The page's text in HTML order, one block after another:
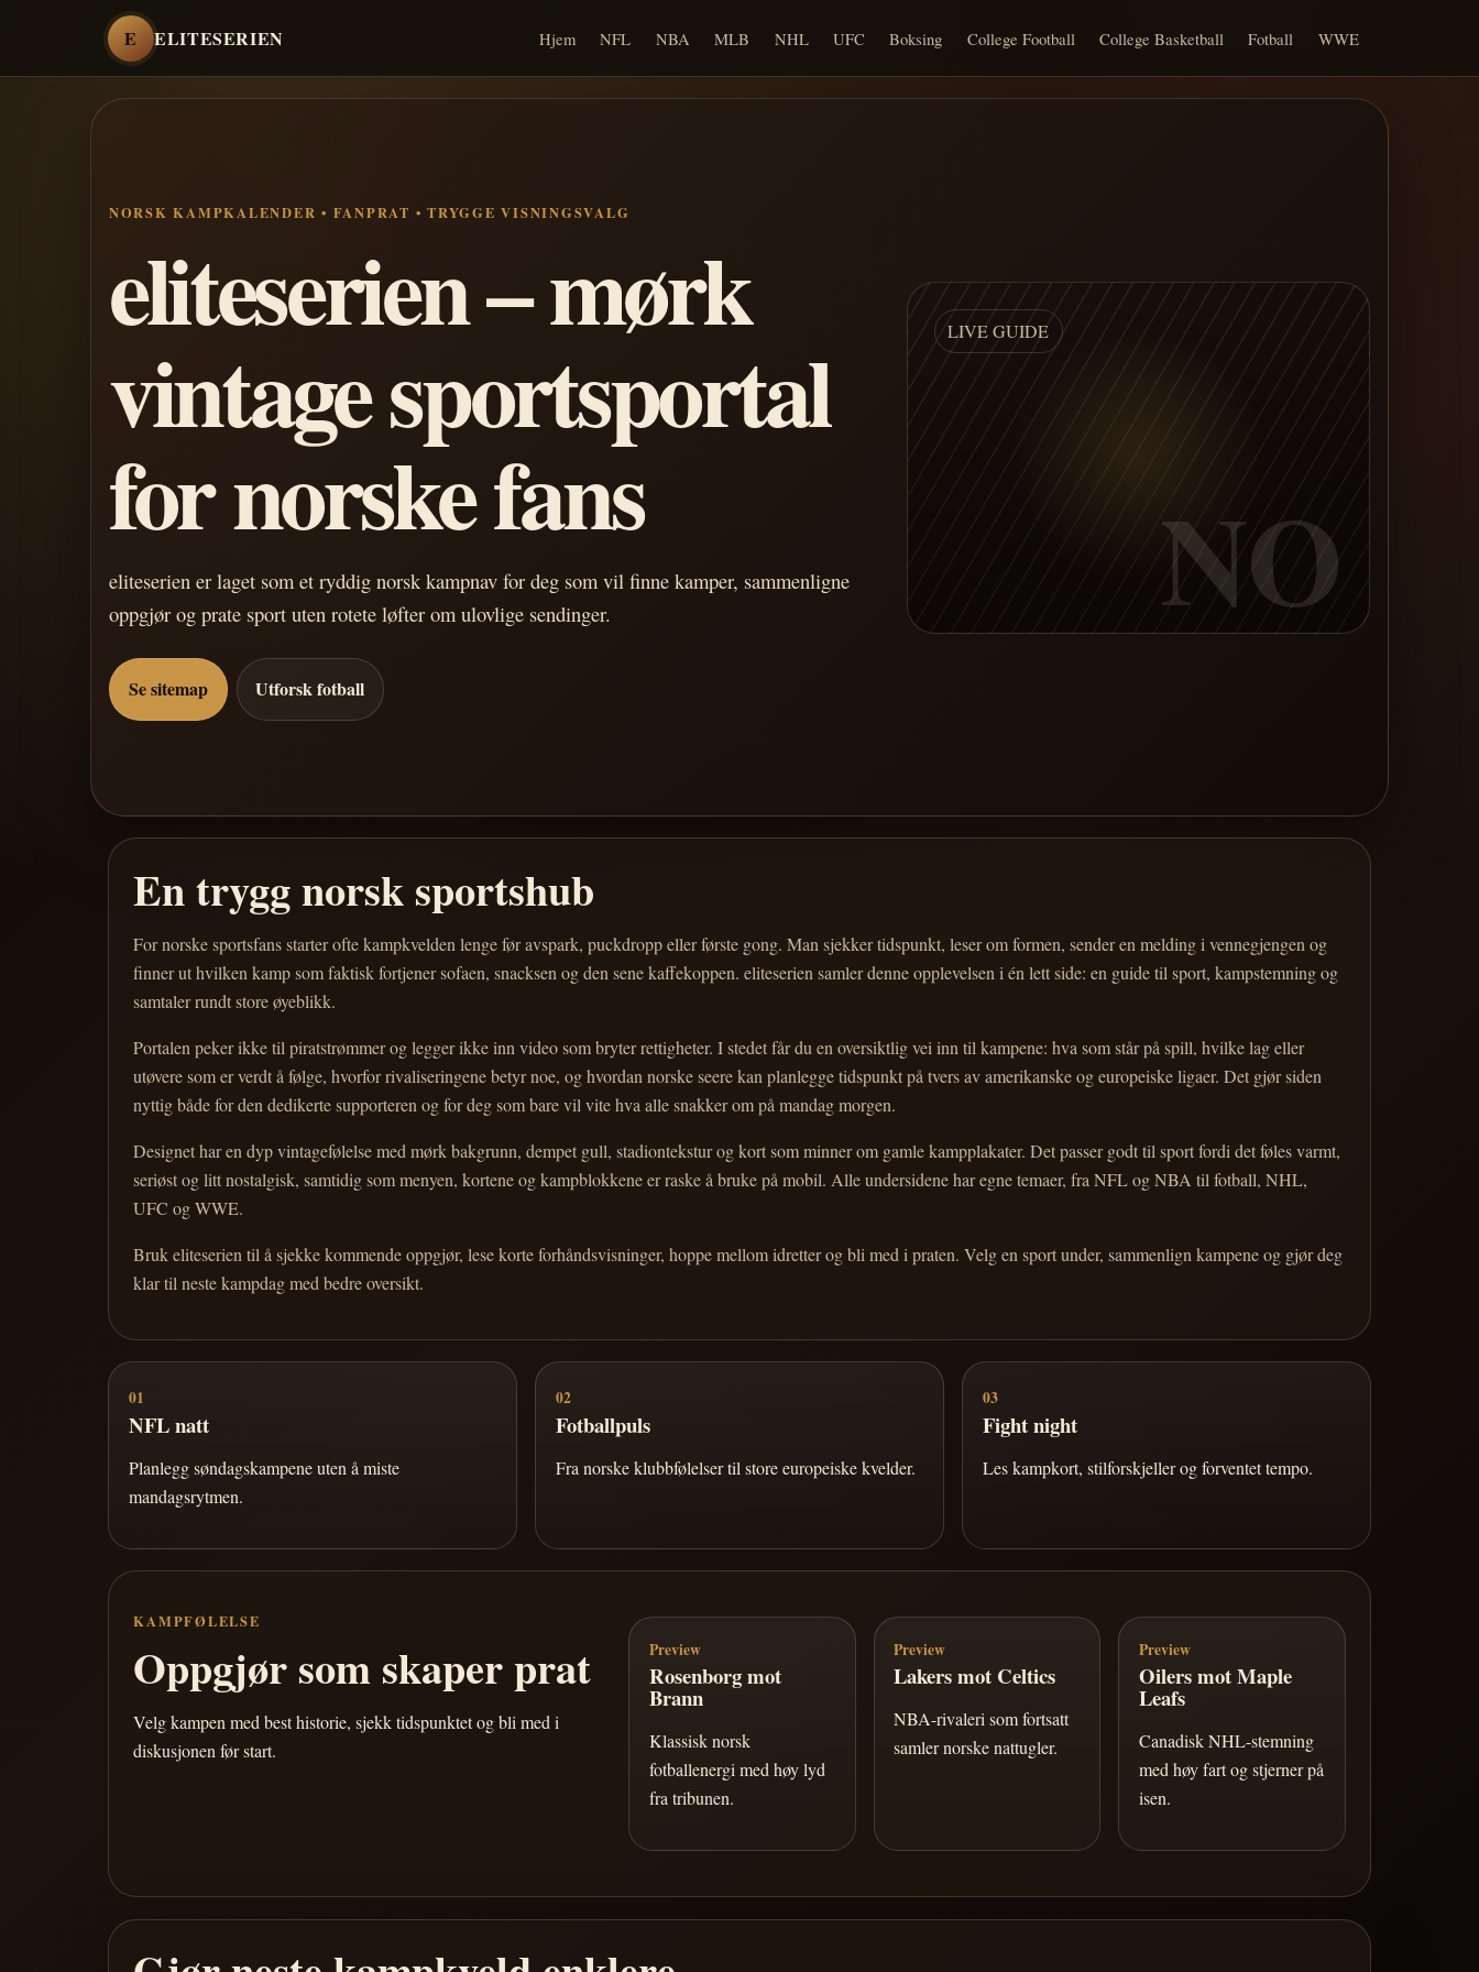
E ELITESERIEN Hjem NFL NBA MLB NHL UFC Boksing College Football College Basketball Fotball WWE
NORSK KAMPKALENDER • FANPRAT • TRYGGE VISNINGSVALG
eliteserien – mørk
vintage sportsportal
for norske fans
eliteserien er laget som et ryddig norsk kampnav for deg som vil finne kamper, sammenligne
oppgjør og prate sport uten rotete løfter om ulovlige sendinger.
Se sitemap Utforsk fotball
LIVE GUIDE
NO
En trygg norsk sportshub
For norske sportsfans starter ofte kampkvelden lenge før avspark, puckdropp eller første gong. Man sjekker tidspunkt, leser om formen, sender en melding i vennegjengen og
finner ut hvilken kamp som faktisk fortjener sofaen, snacksen og den sene kaffekoppen. eliteserien samler denne opplevelsen i én lett side: en guide til sport, kampstemning og
samtaler rundt store øyeblikk.
Portalen peker ikke til piratstrømmer og legger ikke inn video som bryter rettigheter. I stedet får du en oversiktlig vei inn til kampene: hva som står på spill, hvilke lag eller
utøvere som er verdt å følge, hvorfor rivaliseringene betyr noe, og hvordan norske seere kan planlegge tidspunkt på tvers av amerikanske og europeiske ligaer. Det gjør siden
nyttig både for den dedikerte supporteren og for deg som bare vil vite hva alle snakker om på mandag morgen.
Designet har en dyp vintagefølelse med mørk bakgrunn, dempet gull, stadiontekstur og kort som minner om gamle kampplakater. Det passer godt til sport fordi det føles varmt,
seriøst og litt nostalgisk, samtidig som menyen, kortene og kampblokkene er raske å bruke på mobil. Alle undersidene har egne temaer, fra NFL og NBA til fotball, NHL,
UFC og WWE.
Bruk eliteserien til å sjekke kommende oppgjør, lese korte forhåndsvisninger, hoppe mellom idretter og bli med i praten. Velg en sport under, sammenlign kampene og gjør deg
klar til neste kampdag med bedre oversikt.
01
NFL natt
Planlegg søndagskampene uten å miste
mandagsrytmen.
02
Fotballpuls
Fra norske klubbfølelser til store europeiske kvelder.
03
Fight night
Les kampkort, stilforskjeller og forventet tempo.
KAMPFØLELSE
Oppgjør som skaper prat
Velg kampen med best historie, sjekk tidspunktet og bli med i
diskusjonen før start.
Preview
Rosenborg mot
Brann
Klassisk norsk
fotballenergi med høy lyd
fra tribunen.
Preview
Lakers mot Celtics
NBA-rivaleri som fortsatt
samler norske nattugler.
Preview
Oilers mot Maple
Leafs
Canadisk NHL-stemning
med høy fart og stjerner på
isen.